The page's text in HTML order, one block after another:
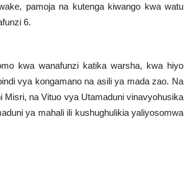
pamoja na kutenga kiwango kwa watu
6.
kwa wanafunzi katika warsha, kwa hiyo
vya kongamano na asili ya mada zao. Na
na Vituo vya Utamaduni vinavyohusika
ya mahali ili kushughulikia yaliyosomwa